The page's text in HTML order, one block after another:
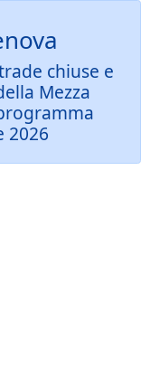
chiuse e
Mezza
2026